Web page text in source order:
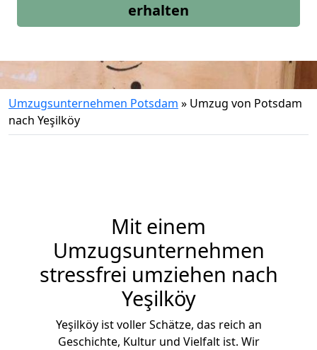
erhalten
Umzugsunternehmen Potsdam » Umzug von Potsdam
nach Yeşilköy
Mit einem
Umzugsunternehmen
stressfrei umziehen nach
Yeşilköy
Yeşilköy ist voller Schätze, das reich an
Geschichte, Kultur und Vielfalt ist. Wir